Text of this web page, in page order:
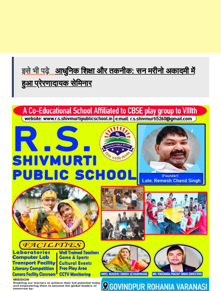
इसे भी पढ़े आधुनिक शिक्षा और तकनीक: सन मरीनो अकादमी में
हुआ प्रेरणादायक सेमिनार